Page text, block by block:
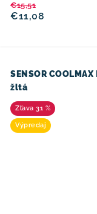
€11,08
€15,51
SENSOR
žltá
31 %
Výpredaj